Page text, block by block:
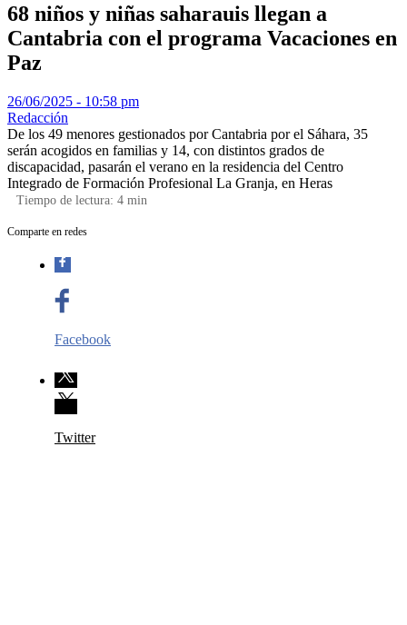
68 niños y niñas saharauis llegan a
Cantabria con el programa Vacaciones en
Paz
26/06/2025 - 10:58 pm
Redacción
De los 49 menores gestionados por Cantabria por el Sáhara, 35
serán acogidos en familias y 14, con distintos grados de
discapacidad, pasarán el verano en la residencia del Centro
Integrado de Formación Profesional La Granja, en Heras
Tiempo de lectura: 4 min
Comparte en redes
Facebook
Twitter